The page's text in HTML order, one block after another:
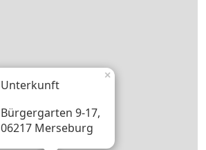
Unterkunft
Bürgergarten 9-17,
06217 Merseburg
×